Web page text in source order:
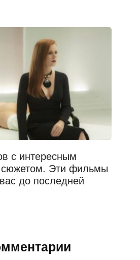
с интересным
сюжетом. Эти фильмы
до последней